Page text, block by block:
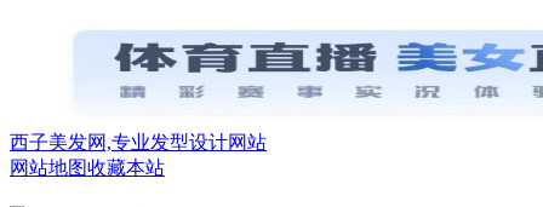
西子美发网,专业发型设计网站
网站地图收藏本站